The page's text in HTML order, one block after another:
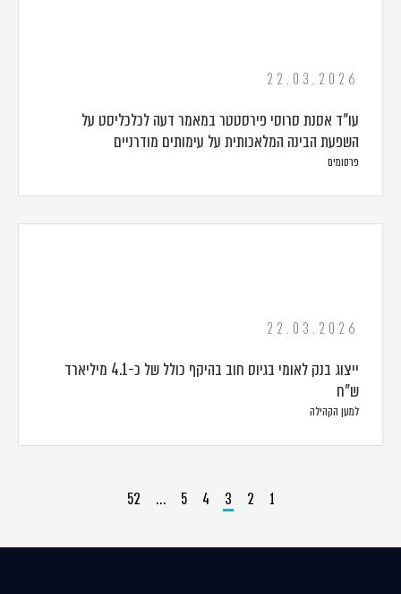
22.03.2026
עו"ד אסנת סרוסי פירסטטר במאמר דעה לכלכליסט על
השפעת הבינה המלאכותית על עימותים מודרניים
פרסומים
22.03.2026
ייצוג בנק לאומי בגיוס חוב בהיקף כולל של כ-4.1 מיליארד
ש"ח
למען הקהילה
1
2
3
4
5
…
52